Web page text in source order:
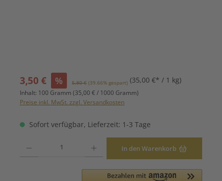
Verkaufspreis:
3,50 € % Regulärer Preis:
5,80 € (39.66% gespart) (35,00 €* / 1 kg)
Inhalt: 100 Gramm (35,00 € / 1000 Gramm)
Preise inkl. MwSt. zzgl. Versandkosten
Sofort verfügbar, Lieferzeit: 1-3 Tage
In den Warenkorb